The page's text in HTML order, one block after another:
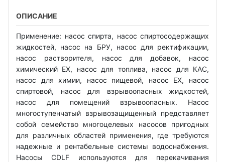
ОПИСАНИЕ
Применение: насос спирта, насос спиртосодержащих
жидкостей, насос на БРУ, насос для ректификации,
насос растворителя, насос для добавок, насос
химический EX, насос для топлива, насос для КАС,
насос для химии, насос пищевой, насос EX, насос
спиртовой, насос для взрывоопасных жидкостей,
насос для помещений взрывоопасных. Насос
многоступенчатый взрывозащищенный представляет
собой семейство многоцелевых насосов пригодных
для различных областей применения, где требуются
надежные и рентабельные системы водоснабжения.
Насосы CDLF используются для перекачивания